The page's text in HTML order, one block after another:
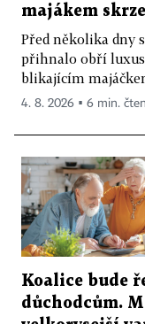
majákem
Před několika dny
přihnalo obří
blikajícím
4. 8. 2026 ▪ 6 min.
Koalice bude
důchodcům.